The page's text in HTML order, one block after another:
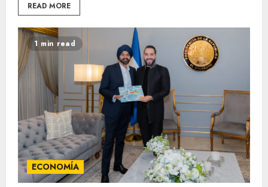
READ MORE
1 min read
ECONOMÍA